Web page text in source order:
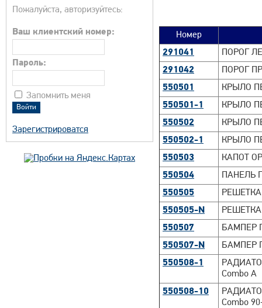
Пожалуйста, авторизуйтесь:
Ваш клиентский номер:
Пароль:
Запомнить меня
Зарегистрироватся
Номер
291041
ПОРОГ
291042
ПОРОГ
550501
КРЫЛО
550501-1
КРЫЛО
550502
КРЫЛО
550502-1
КРЫЛО
550503
КАПОТ
550504
ПАНЕЛЬ
550505
РЕШЕТКА
550505-N
РЕШЕТКА
550507
БАМПЕР
550507-N
БАМПЕР
550508-1
Combo A
550508-10
Combo